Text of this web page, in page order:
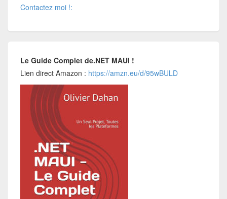
Contactez moi !:
Le Guide Complet de.NET MAUI !
Lien direct Amazon : https://amzn.eu/d/95wBULD